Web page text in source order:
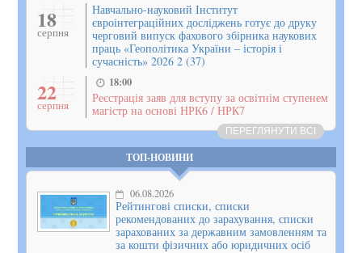
18
серпня
Навчально-науковий Інститут
євроінтеграційних досліджень готує до друку
черговий випуск фахового збірника наукових
праць «Геополітика України – історія і
сучасність» 2026 2 (37)
22
серпня
18:00
Реєстрація заяв для вступу за освітнім ступенем
магістр на основі НРК6 / НРК7
ПЕРЕГЛЯНУТИ ВСІ
ТОП-НОВИНИ
06.08.2026
Рейтингові списки, списки
рекомендованих до зарахування, списки
зарахованих за державним замовленням та
за кошти фізичних або юридичних осіб